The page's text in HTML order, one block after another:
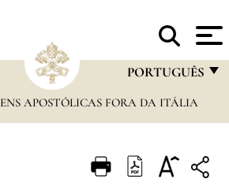
PORTUGUÊS
FRANÇAIS
ITALIANO
APOSTÓLICAS FORA DA ITÁLIA